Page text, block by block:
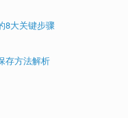
8大关键步骤
存方法解析